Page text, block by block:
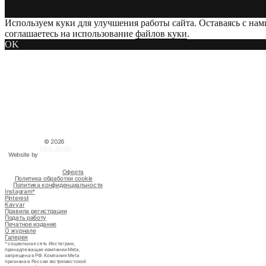
©2026
Website by
Оферта
Политика обработки cookie
Политика конфиденциальности
Instagram*
Pinterest
Kavyar
Правила регистрации
Подать работу
Печатное издание
О журнале
Галерея
* социальная сеть Инстаграм,
принадлежащая компании Meta,
запрещена в РФ. Компания Meta
признана в России экстремистской
Используем куки для улучшения работы сайта. Оставаясь с
соглашаетесь на использование файлов куки.
OK